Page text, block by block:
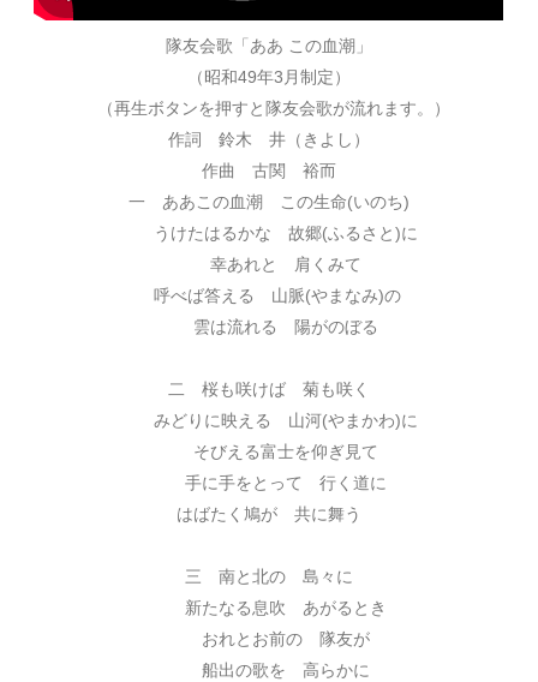
隊友会歌「ああ この血潮」
（昭和49年3月制定）
（再生ボタンを押すと隊友会歌が流れます。）
作詞 鈴木 井（きよし）
作曲 古関 裕而
一 ああこの血潮 この生命(いのち)
うけたはるかな 故郷(ふるさと)に
幸あれと 肩くみて
呼べば答える 山脈(やまなみ)の
雲は流れる 陽がのぼる
二 桜も咲けば 菊も咲く
みどりに映える 山河(やまかわ)に
そびえる富士を仰ぎ見て
手に手をとって 行く道に
はばたく鳩が 共に舞う
三 南と北の 島々に
新たなる息吹 あがるとき
おれとお前の 隊友が
船出の歌を 高らかに